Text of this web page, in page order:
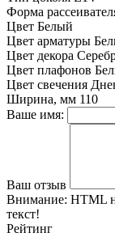
Форма
Цвет Белый
Цвет арматуры
Цвет декора
Цвет плафонов
Цвет свечения
Ширина, мм 110
Ваше имя:
Ваш отзыв
Внимание: HTML
текст!
Рейтинг